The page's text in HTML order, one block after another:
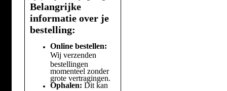
Belangrijke
informatie over je
bestelling:
Online bestellen:
Wij verzenden
bestellingen
momenteel zonder
grote vertragingen.
Ophalen: Dit kan